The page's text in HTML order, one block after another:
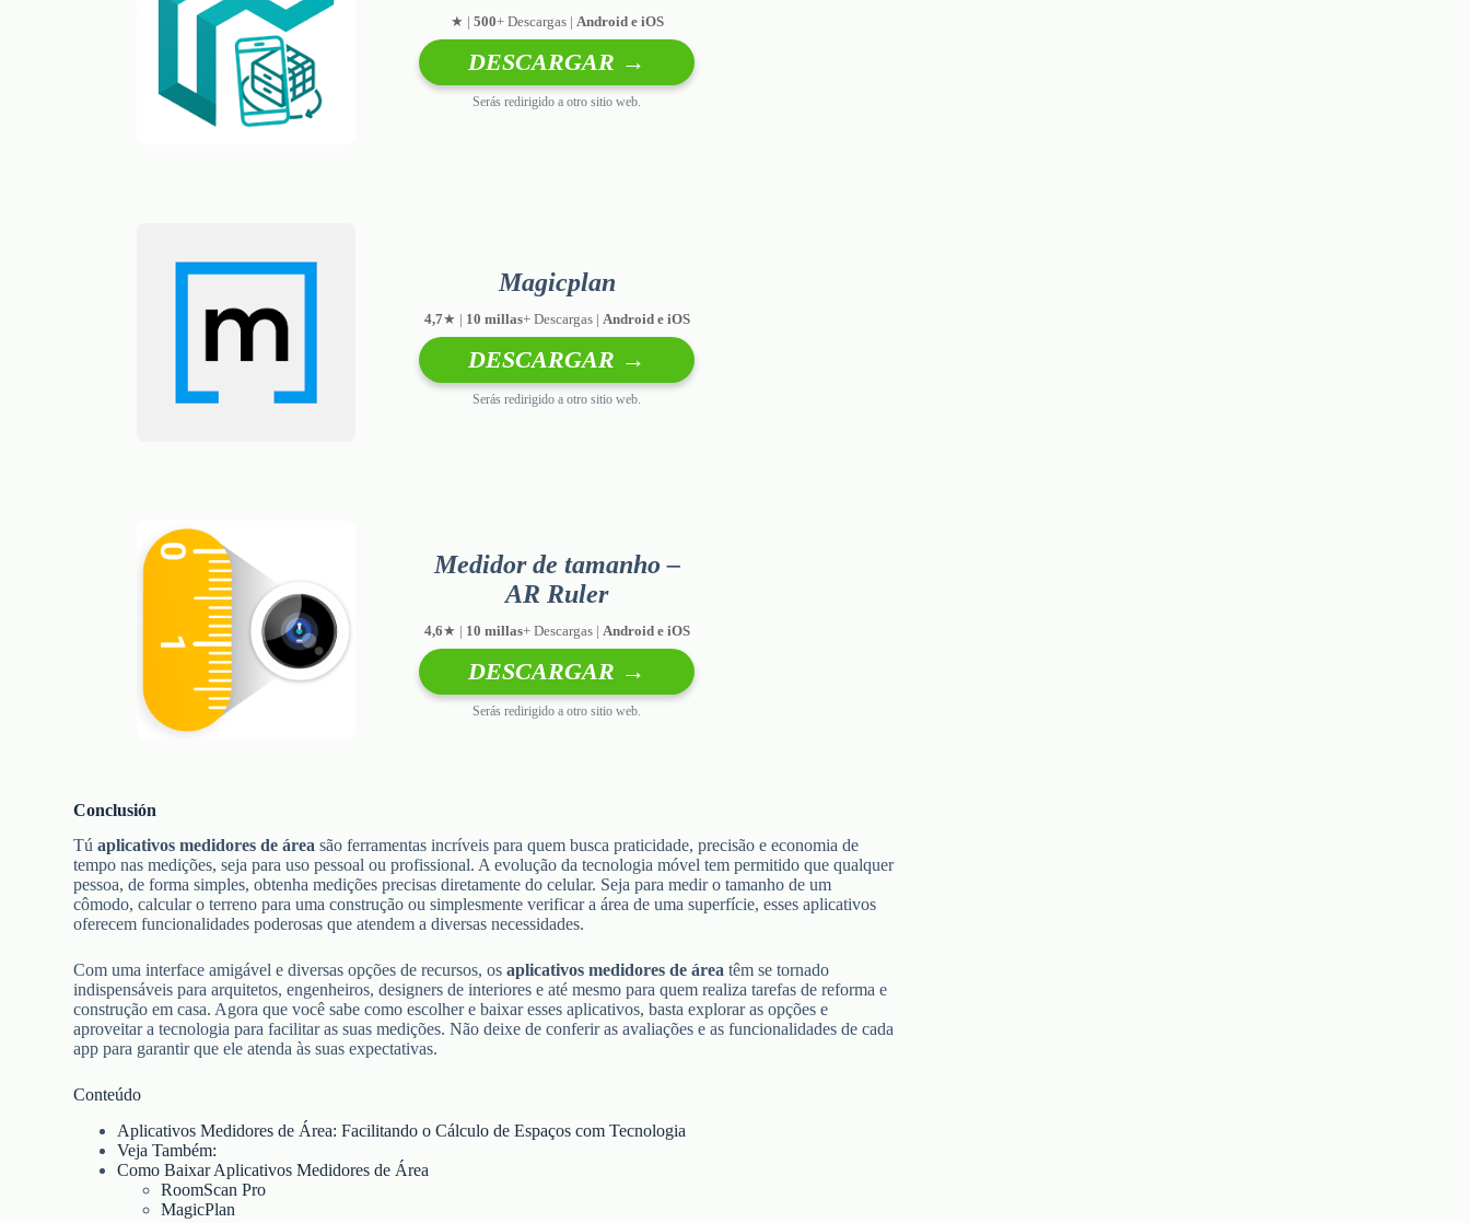
★ | 500+ Descargas | Android e iOS
DESCARGAR →
Serás redirigido a otro sitio web.
Magicplan
4,7★ | 10 millas+ Descargas | Android e iOS
DESCARGAR →
Serás redirigido a otro sitio web.
Medidor de tamanho –
AR Ruler
4,6★ | 10 millas+ Descargas | Android e iOS
DESCARGAR →
Serás redirigido a otro sitio web.
Conclusión
Túaplicativos medidores de área são ferramentas incríveis para quem busca praticidade, precisão e economia de
tempo nas medições, seja para uso pessoal ou profissional. A evolução da tecnologia móvel tem permitido que qualquer
pessoa, de forma simples, obtenha medições precisas diretamente do celular. Seja para medir o tamanho de um
cômodo, calcular o terreno para uma construção ou simplesmente verificar a área de uma superfície, esses aplicativos
oferecem funcionalidades poderosas que atendem a diversas necessidades.
Com uma interface amigável e diversas opções de recursos, osaplicativos medidores de área têm se tornado
indispensáveis para arquitetos, engenheiros, designers de interiores e até mesmo para quem realiza tarefas de reforma e
construção em casa. Agora que você sabe como escolher e baixar esses aplicativos, basta explorar as opções e
aproveitar a tecnologia para facilitar as suas medições. Não deixe de conferir as avaliações e as funcionalidades de cada
app para garantir que ele atenda às suas expectativas.
Conteúdo
Aplicativos Medidores de Área: Facilitando o Cálculo de Espaços com Tecnologia
Veja Também:
Como Baixar Aplicativos Medidores de Área
RoomScan Pro
MagicPlan